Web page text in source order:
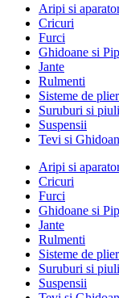
Aripi si
Cricuri
Furci
Ghidoane si
Jante
Rulmenti
Sisteme de
Suruburi si
Suspensii
Tevi si
Aripi si
Cricuri
Furci
Ghidoane si
Jante
Rulmenti
Sisteme de
Suruburi si
Suspensii